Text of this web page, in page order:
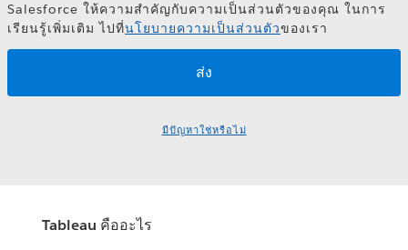
Salesforce ให้ความสำคัญกับความเป็นส่วนตัวของคุณ ในการ
เรียนรู้เพิ่มเติม ไปที่นโยบายความเป็นส่วนตัวของเรา
มีปัญหาใช่หรือไม่
Tableau คืออะไร